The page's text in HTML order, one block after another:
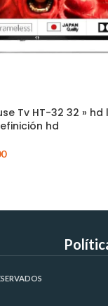
Tv HT-32 32 » hd
hd